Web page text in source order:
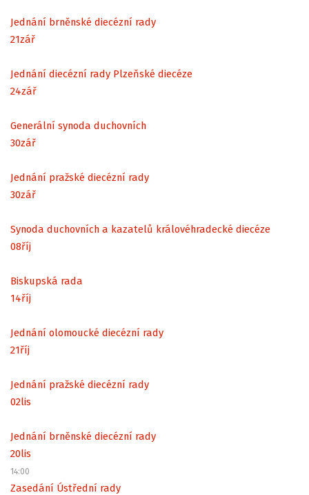
Jednání brněnské diecézní rady
21zář
Jednání diecézní rady Plzeňské diecéze
24zář
Generální synoda duchovních
30zář
Jednání pražské diecézní rady
30zář
Synoda duchovních a kazatelů královéhradecké diecéze
08říj
Biskupská rada
14říj
Jednání olomoucké diecézní rady
21říj
Jednání pražské diecézní rady
02lis
Jednání brněnské diecézní rady
20lis
14:00
Zasedání Ústřední rady